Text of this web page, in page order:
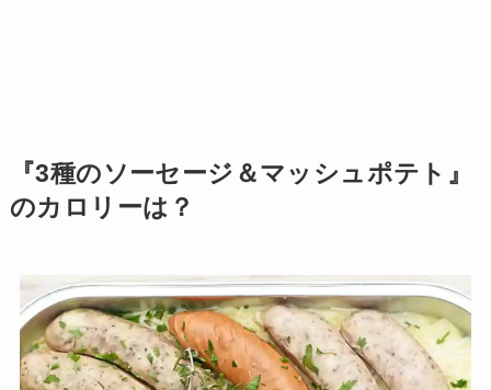
『3種のソーセージ＆マッシュポテト』
のカロリーは？